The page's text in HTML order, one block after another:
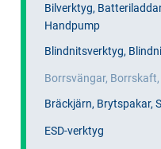
Bilverktyg,
Handpump
Blindnitsverktyg,
Borrsvängar,
Bräckjärn, Brytspakar,
ESD-verktyg